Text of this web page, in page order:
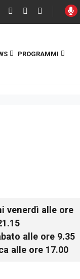
PROGRAMMI
venerdì alle ore
alle ore 9.35
alle ore 17.00